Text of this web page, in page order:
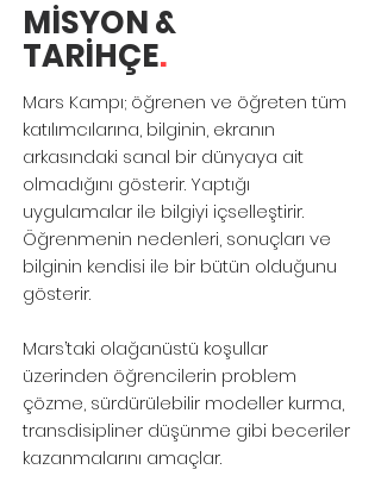
MİSYON &
TARİHÇE.
Mars Kampı; öğrenen ve öğreten tüm
katılımcılarına, bilginin, ekranın
arkasındaki sanal bir dünyaya ait
olmadığını gösterir. Yaptığı
uygulamalar ile bilgiyi içselleştirir.
Öğrenmenin nedenleri, sonuçları ve
bilginin kendisi ile bir bütün olduğunu
gösterir.
Mars’taki olağanüstü koşullar
üzerinden öğrencilerin problem
çözme, sürdürülebilir modeller kurma,
transdisipliner düşünme gibi beceriler
kazanmalarını amaçlar.